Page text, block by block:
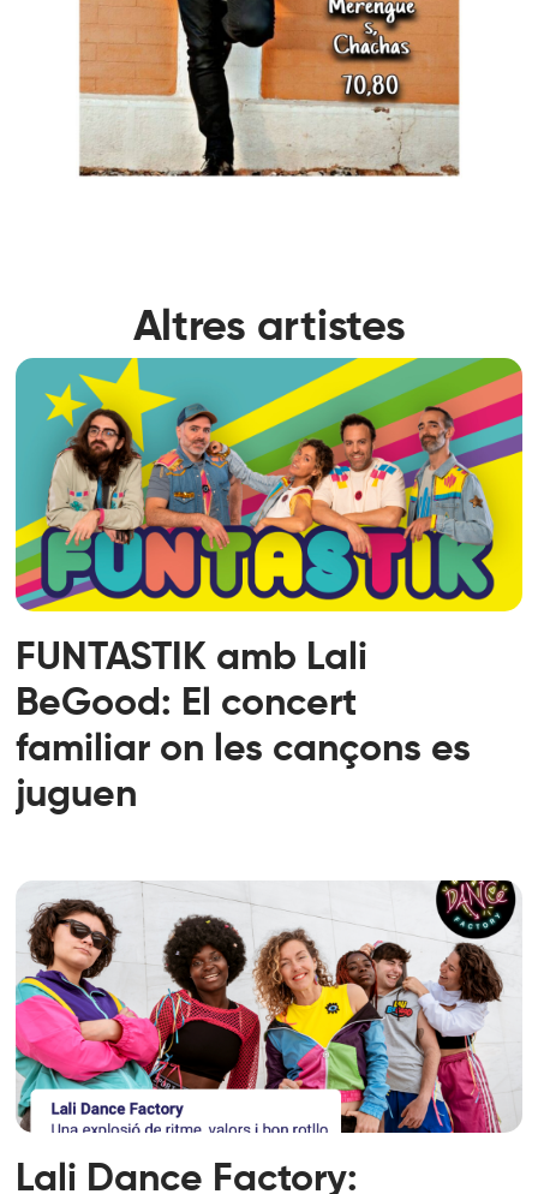
Altres artistes
FUNTASTIK amb Lali
BeGood: El concert
familiar on les cançons es
juguen
Lali Dance Factory: